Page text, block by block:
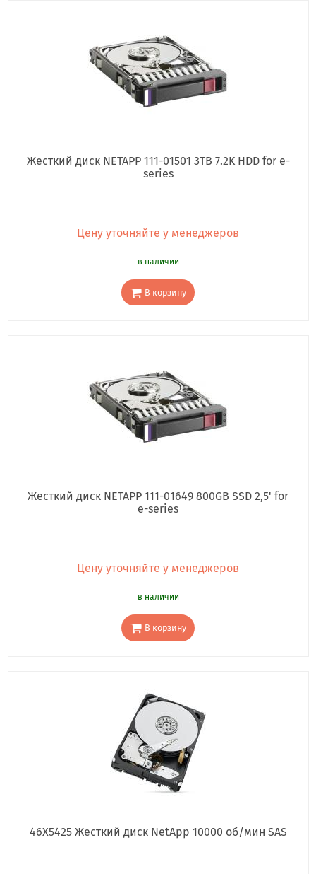
Жесткий диск NETAPP 111-01501 3TB 7.2K HDD for e-
series
Цену уточняйте у менеджеров
в наличии
В корзину
Жесткий диск NETAPP 111-01649 800GB SSD 2,5' for
e-series
Цену уточняйте у менеджеров
в наличии
В корзину
46X5425 Жесткий диск NetApp 10000 об/мин SAS